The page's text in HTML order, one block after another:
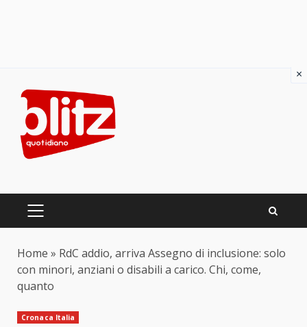
content
PRIMARY
Home » RdC addio, arriva Assegno di inclusione: solo
con minori, anziani o disabili a carico. Chi, come,
quanto
Cronaca Italia
×